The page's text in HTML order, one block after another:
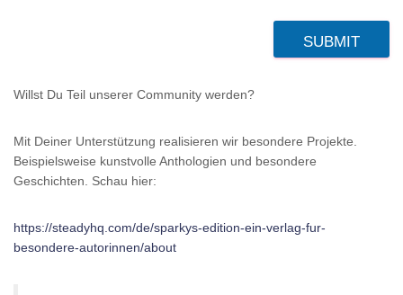
SUBMIT
Willst Du Teil unserer Community werden?
Mit Deiner Unterstützung realisieren wir besondere Projekte.
Beispielsweise kunstvolle Anthologien und besondere
Geschichten. Schau hier:
https://steadyhq.com/de/sparkys-edition-ein-verlag-fur-
besondere-autorinnen/about